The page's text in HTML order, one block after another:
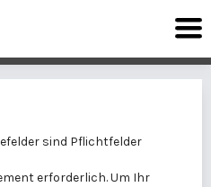
sind Pflichtfelder
erforderlich. Um Ihr